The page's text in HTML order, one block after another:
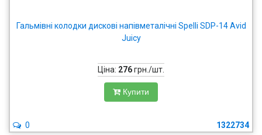
Гальмівні колодки дискові напівметалічні Spelli SDP-14 Avid
Juicy
Ціна: 276грн./шт.
Купити
1322734
0